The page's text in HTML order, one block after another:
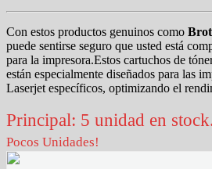
Con estos productos genuinos como
puede sentirse seguro que usted está
para la impresora.Estos cartuchos de
están especialmente diseñados para las
Laserjet específicos, optimizando el
Principal: 5 unidad en
Pocos Unidades!